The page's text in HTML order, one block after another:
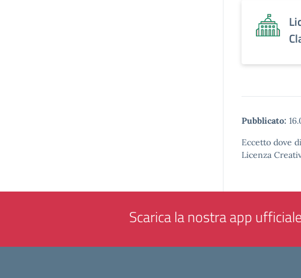
Pubblicato:
Eccetto dove
Licenza
Scarica la nostra app